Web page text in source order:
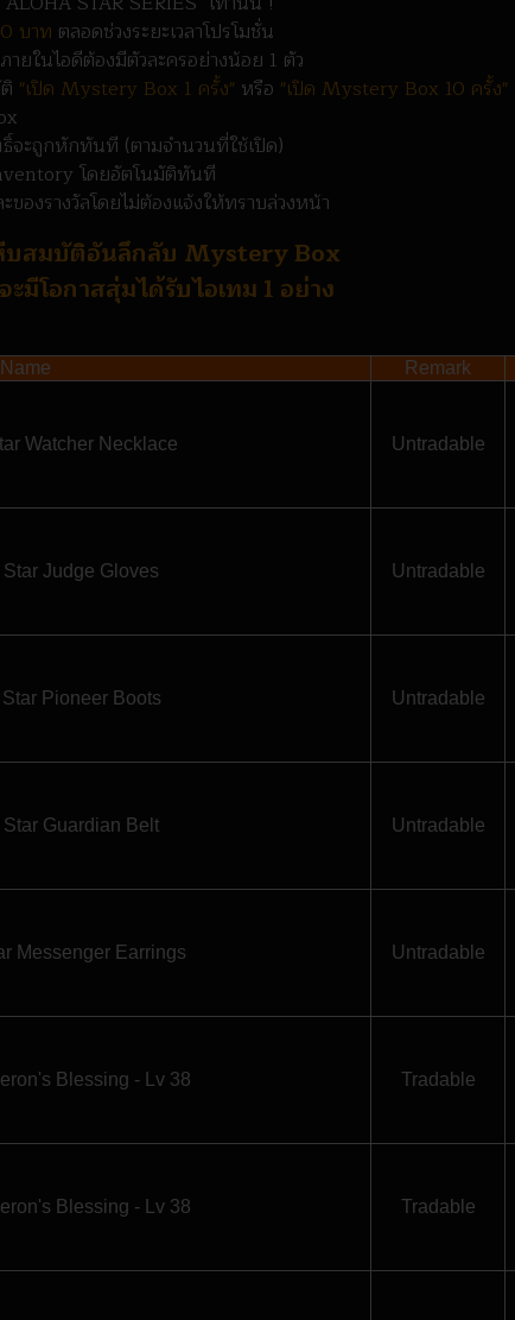
บาท ตลอดช่วงระยะเวลาโปรโมชั่น
ยในไอดีต้องมีตัวละครอย่างน้อย 1 ตัว
"เปิด Mystery Box 1 ครั้ง" หรือ "เปิด Mystery Box 10 ครั้ง"
ะถูกหักทันที (ตามจำนวนที่ใช้เปิด)
โดยอัตโนมัติทันที
องรางวัลโดยไม่ต้องแจ้งให้ทราบล่วงหน้า
บสมบัติอันลึกลับ Mystery Box
ะมีโอกาสสุ่มได้รับไอเทม 1 อย่าง
Remark
Watcher Necklace Untradable
Star Judge Gloves Untradable
Star Pioneer Boots Untradable
Star Guardian Belt Untradable
Messenger Earrings Untradable
Blessing - Lv 38 Tradable
Blessing - Lv 38 Tradable